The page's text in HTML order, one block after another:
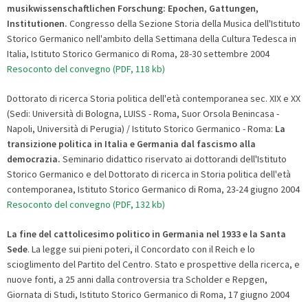
musikwissenschaftlichen Forschung: Epochen, Gattungen,
Institutionen. Congresso della Sezione Storia della Musica dell'Istituto
Storico Germanico nell'ambito della Settimana della Cultura Tedesca in
Italia, Istituto Storico Germanico di Roma, 28-30 settembre 2004
Resoconto del convegno (PDF, 118 kb)
Dottorato di ricerca Storia politica dell'età contemporanea sec. XIX e XX
(Sedi: Università di Bologna, LUISS - Roma, Suor Orsola Benincasa -
Napoli, Università di Perugia) / Istituto Storico Germanico - Roma: La
transizione politica in Italia e Germania dal fascismo alla
democrazia. Seminario didattico riservato ai dottorandi dell'Istituto
Storico Germanico e del Dottorato di ricerca in Storia politica dell'età
contemporanea, Istituto Storico Germanico di Roma, 23-24 giugno 2004
Resoconto del convegno (PDF, 132 kb)
La fine del cattolicesimo politico in Germania nel 1933 e la Santa
Sede. La legge sui pieni poteri, il Concordato con il Reich e lo
scioglimento del Partito del Centro. Stato e prospettive della ricerca, e
nuove fonti, a 25 anni dalla controversia tra Scholder e Repgen,
Giornata di Studi, Istituto Storico Germanico di Roma, 17 giugno 2004